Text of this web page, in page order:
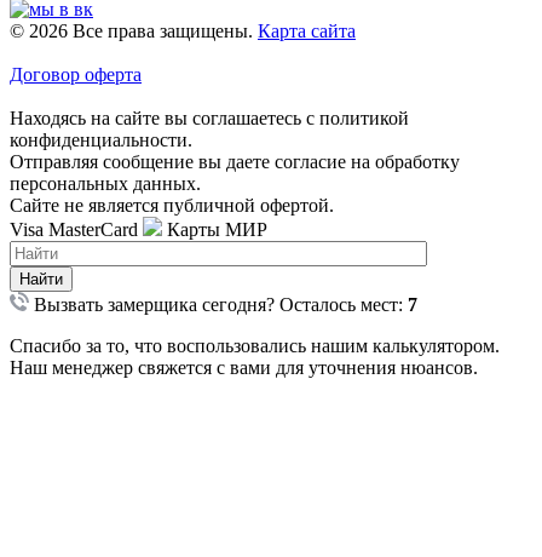
© 2026 Все права защищены. Карта сайта
Договор оферта
Находясь на сайте вы соглашаетесь с политикой
конфиденциальности.
Отправляя сообщение вы даете согласие на обработку
персональных данных.
Сайте не является публичной офертой.
Visa MasterCard Карты МИР
Найти
Вызвать замерщика сегодня? Осталось мест: 7
Спасибо за то, что воспользовались нашим калькулятором.
Наш менеджер свяжется с вами для уточнения нюансов.